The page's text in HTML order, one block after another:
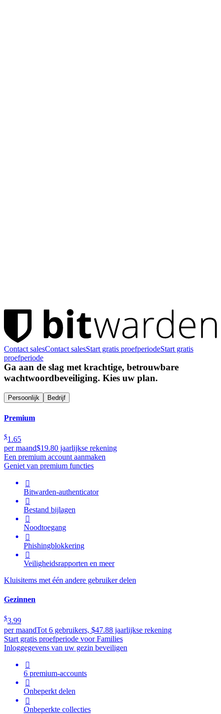
Contact salesContact salesStart gratis proefperiodeStart gratis
proefperiode
Ga aan de slag met krachtige, betrouwbare
wachtwoordbeveiliging. Kies uw plan.
Persoonlijk Bedrijf
Premium
$1.65
per maand$19.80 jaarlijkse rekening
Een premium account aanmaken
Geniet van premium functies

Bitwarden-authenticator

Bestand bijlagen

Noodtoegang

Phishingblokkering

Veiligheidsrapporten en meer
Kluisitems met één andere gebruiker delen
Gezinnen
$3.99
per maandTot 6 gebruikers, $47.88 jaarlijkse rekening
Start gratis proefperiode voor Families
Inloggegevens van uw gezin beveiligen

6 premium-accounts

Onbeperkt delen

Onbeperkte collecties